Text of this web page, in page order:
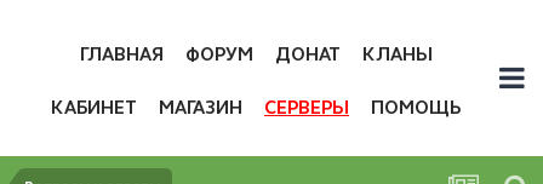
ГЛАВНАЯ ФОРУМ ДОНАТ КЛАНЫ
КАБИНЕТ МАГАЗИН СЕРВЕРЫ ПОМОЩЬ